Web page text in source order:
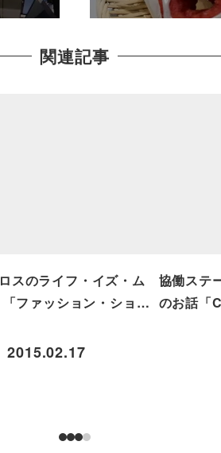
関連記事
スのライフ・イズ・ム
ファッション・ショ…
2015.02.17
協働ステ
のお話「